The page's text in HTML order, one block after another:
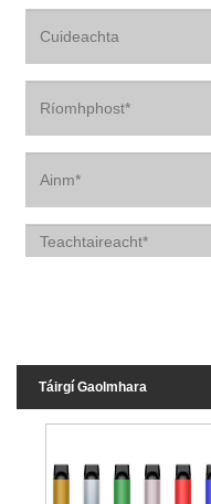
Táirgí Gaolmhara